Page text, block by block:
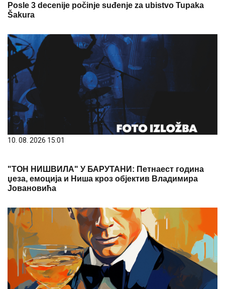
Posle 3 decenije počinje suđenje za ubistvo Tupaka
Šakura
10. 08. 2026 15:01
"ТОН НИШВИЛА" У БАРУТАНИ: Петнаест година
џеза, емоција и Ниша кроз објектив Владимира
Јовановића